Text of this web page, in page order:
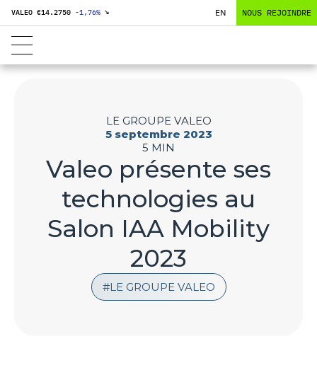
VALEO €14.2750 -1,76% ↘ EN NOUS REJOINDRE
LE GROUPE VALEO
LE GROUPE VALEO
5 septembre 2023
5 MIN
Valeo présente ses
technologies au
Salon IAA Mobility
2023